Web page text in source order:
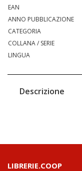
EAN
ANNO PUBBLICAZIONE
CATEGORIA
COLLANA / SERIE
LINGUA
Descrizione
LIBRERIE.COOP